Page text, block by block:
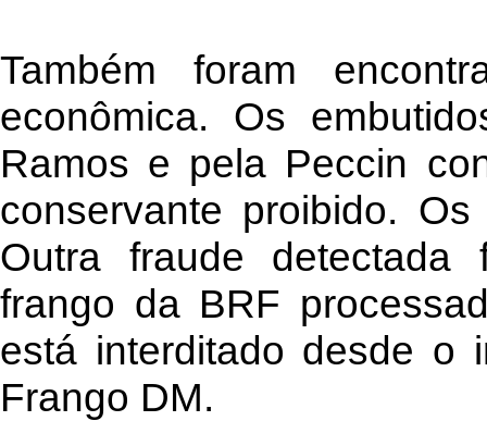
Também foram
econômica. Os
Ramos e pela Peccin
conservante proibido.
Outra fraude
frango da BRF
está interditado desde o
Frango DM.